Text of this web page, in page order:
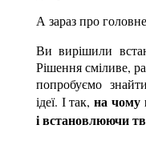
А зараз про
Ви вирішили
Рішення сміливе,
попробуємо
ідеї. І так,на чому
і встановлюючи